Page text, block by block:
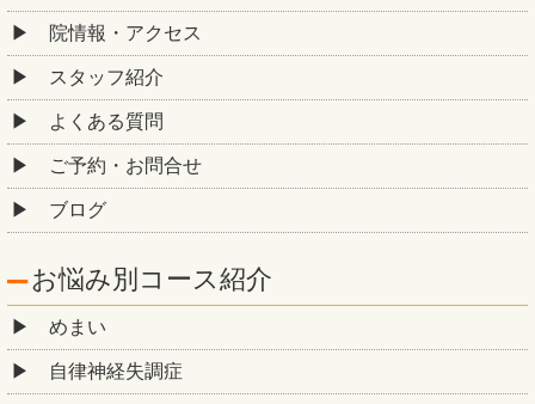
院情報・アクセス
スタッフ紹介
よくある質問
ご予約・お問合せ
ブログ
お悩み別コース紹介
めまい
自律神経失調症